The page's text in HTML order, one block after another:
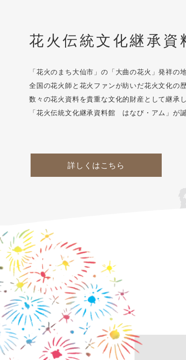
花火伝統文化継承資
「花火のまち大仙市」の「大曲の花火」発祥の
全国の花火師と花火ファンが紡いだ花火文化の
数々の花火資料を貴重な文化的財産として継承
「花火伝統文化継承資料館 はなび・アム」が
詳しくはこちら